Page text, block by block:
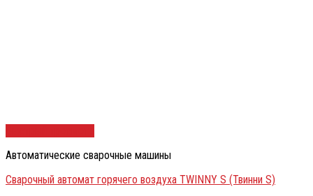
Автоматические сварочные машины
Сварочный автомат горячего воздуха TWINNY S (Твинни S)